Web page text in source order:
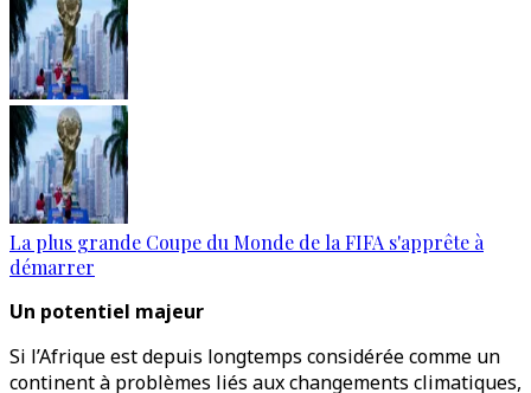
La plus grande Coupe du Monde de la FIFA s'apprête à
démarrer
Un potentiel majeur
Si l’Afrique est depuis longtemps considérée comme un
continent à problèmes liés aux changements climatiques,